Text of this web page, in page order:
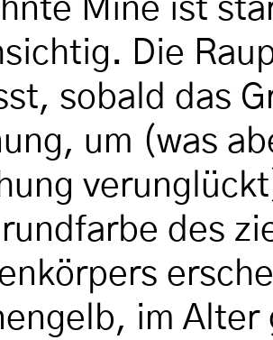
Mine ist
Die
sobald das
um (was
des
im Alter